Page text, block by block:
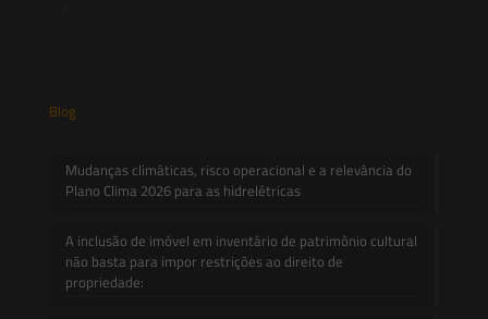
Blog
Mudanças climáticas, risco operacional e a relevância do
Plano Clima 2026 para as hidrelétricas
A inclusão de imóvel em inventário de patrimônio cultural
não basta para impor restrições ao direito de
propriedade: